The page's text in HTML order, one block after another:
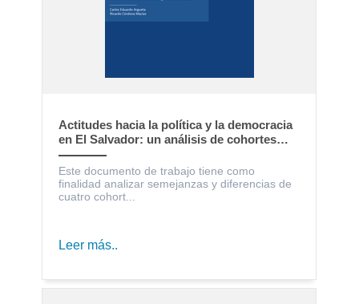
Actitudes hacia la política y la democracia
en El Salvador: un análisis de cohortes
generacionales
Este documento de trabajo tiene como
finalidad analizar semejanzas y diferencias de
cuatro cohort...
Leer más..